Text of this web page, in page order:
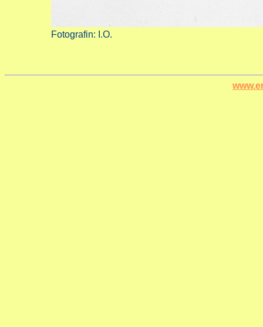
Fotografin: I.O.